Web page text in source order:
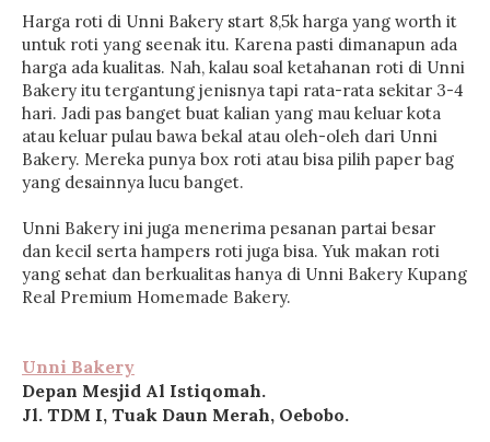
Harga roti di Unni Bakery start 8,5k harga yang worth it
untuk roti yang seenak itu. Karena pasti dimanapun ada
harga ada kualitas. Nah, kalau soal ketahanan roti di Unni
Bakery itu tergantung jenisnya tapi rata-rata sekitar 3-4
hari. Jadi pas banget buat kalian yang mau keluar kota
atau keluar pulau bawa bekal atau oleh-oleh dari Unni
Bakery. Mereka punya box roti atau bisa pilih paper bag
yang desainnya lucu banget.
Unni Bakery ini juga menerima pesanan partai besar
dan kecil serta hampers roti juga bisa. Yuk makan roti
yang sehat dan berkualitas hanya di Unni Bakery Kupang
Real Premium Homemade Bakery.
Unni Bakery
Depan Mesjid Al Istiqomah.
Jl. TDM I, Tuak Daun Merah, Oebobo.